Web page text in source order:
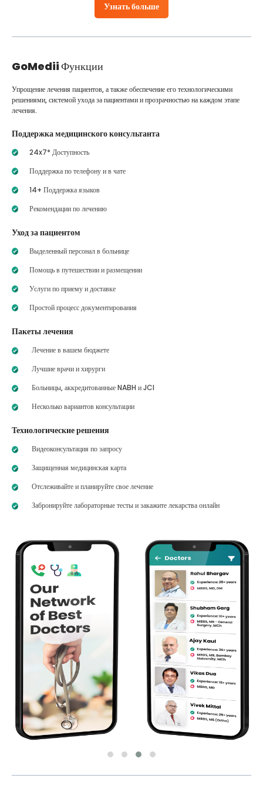
Узнать больше
GoMediiФункции
Упрощение лечения пациентов, а также обеспечение его технологическими
решениями, системой ухода за пациентами и прозрачностью на каждом этапе
лечения.
Поддержка медицинского консультанта
24x7* Доступность
Поддержка по телефону и в чате
14+ Поддержка языков
Рекомендации по лечению
Уход за пациентом
Выделенный персонал в больнице
Помощь в путешествии и размещении
Услуги по приему и доставке
Простой процесс документирования
Пакеты лечения
Лечение в вашем бюджете
Лучшие врачи и хирурги
Больницы, аккредитованные NABH и JCI
Несколько вариантов консультации
Технологические решения
Видеоконсультация по запросу
Защищенная медицинская карта
Отслеживайте и планируйте свое лечение
Забронируйте лабораторные тесты и закажите лекарства онлайн